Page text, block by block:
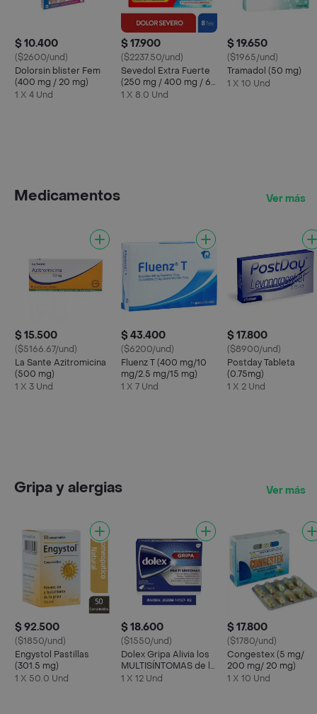
$ 10.400
($2600/und)
Dolorsin blister Fem
(400 mg / 20 mg)
1 X 4 Und
$ 17.900
($2237.50/und)
Sevedol Extra Fuerte
(250 mg / 400 mg / 65
mg)
1 X 8.0 Und
$ 19.650
($1965/und)
Tramadol (50 mg)
1 X 10 Und
Medicamentos Ver más
$ 15.500
($5166.67/und)
La Sante Azitromicina
(500 mg)
1 X 3 Und
$ 43.400
($6200/und)
Fluenz T (400 mg/10
mg/2.5 mg/15 mg)
1 X 7 Und
$ 17.800
($8900/und)
Postday Tableta
(0.75mg)
1 X 2 Und
Gripa y alergias Ver más
$ 92.500
($1850/und)
Engystol Pastillas
(301.5 mg)
1 X 50.0 Und
$ 18.600
($1550/und)
Dolex Gripa Alivia los
MULTISÍNTOMAS de la
Gripa X 12 tabs
1 X 12 Und
$ 17.800
($1780/und)
Congestex (5 mg/
200 mg/ 20 mg)
1 X 10 Und